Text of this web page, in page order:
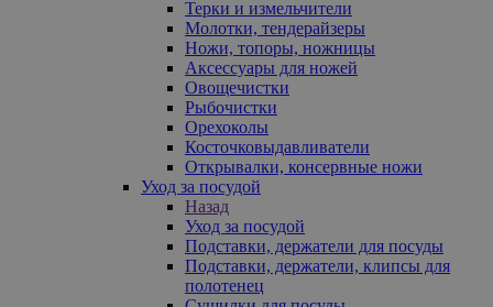
Терки и измельчители
Молотки, тендерайзеры
Ножи, топоры, ножницы
Аксессуары для ножей
Овощечистки
Рыбочистки
Орехоколы
Косточковыдавливатели
Открывалки, консервные ножи
Уход за посудой
Назад
Уход за посудой
Подставки, держатели для посуды
Подставки, держатели, клипсы для
полотенец